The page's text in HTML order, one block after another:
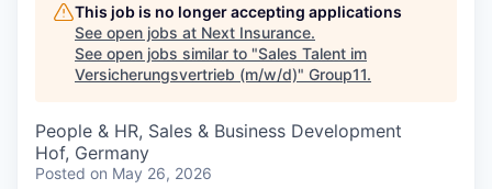
This job is no longer accepting applications
See open jobs at Next Insurance.
See open jobs similar to "Sales Talent im
Versicherungsvertrieb (m/w/d)" Group11.
People & HR, Sales & Business Development
Hof, Germany
Posted on May 26, 2026